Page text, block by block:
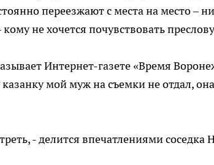
переезжают с места на место –
не хочется почувствовать
Интернет-газете «Время
мой муж на съемки не отдал,
- делится впечатлениями соседка